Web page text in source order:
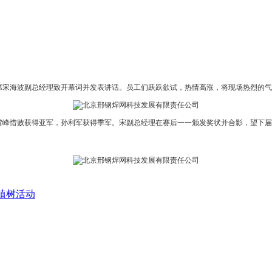
海波副总经理致开幕词并发表讲话。员工们跃跃欲试，热情高涨，将现场热烈的
惜败获得亚军，孙利军获得季军。宋副总经理在赛后一一颁发奖状并合影，望下
树活动